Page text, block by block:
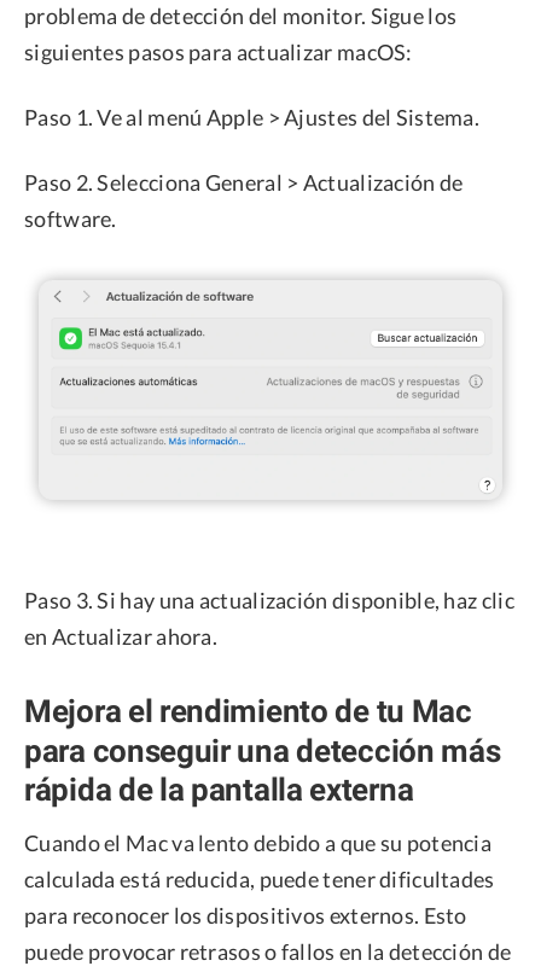
problema de detección del monitor. Sigue los
siguientes pasos para actualizar macOS:
Paso 1. Ve al menú Apple > Ajustes del Sistema.
Paso 2. Selecciona General > Actualización de
software.
Paso 3. Si hay una actualización disponible, haz clic
en Actualizar ahora.
Mejora el rendimiento de tu Mac
para conseguir una detección más
rápida de la pantalla externa
Cuando el Mac va lento debido a que su potencia
calculada está reducida, puede tener dificultades
para reconocer los dispositivos externos. Esto
puede provocar retrasos o fallos en la detección de